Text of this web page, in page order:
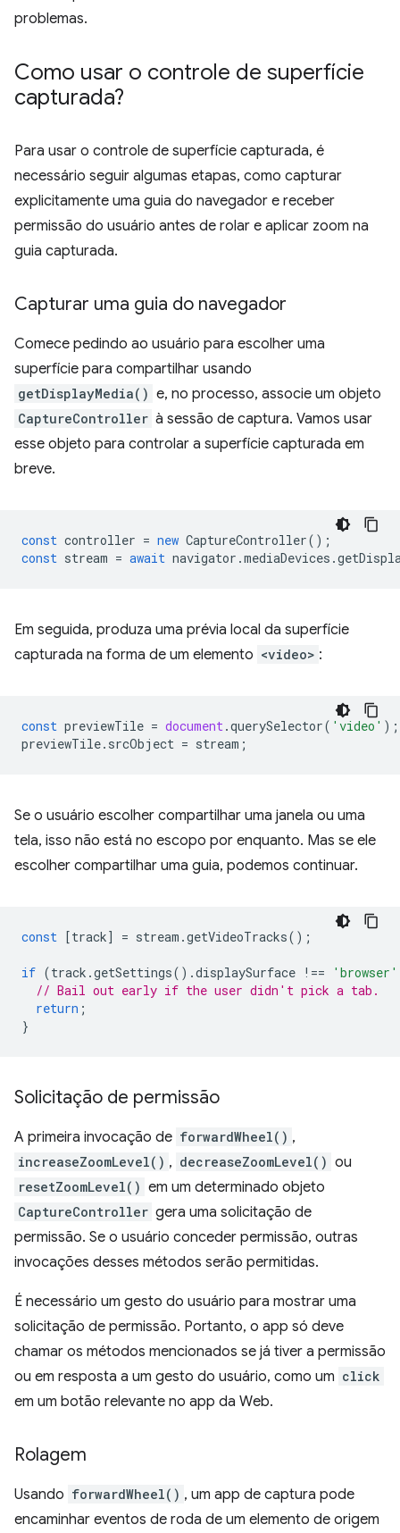
problemas.
Como usar o controle de superfície
capturada?
Para usar o controle de superfície capturada, é
necessário seguir algumas etapas, como capturar
explicitamente uma guia do navegador e receber
permissão do usuário antes de rolar e aplicar zoom na
guia capturada.
Capturar uma guia do navegador
Comece pedindo ao usuário para escolher uma
superfície para compartilhar usando
getDisplayMedia() e, no processo, associe um objeto
CaptureController à sessão de captura. Vamos usar
esse objeto para controlar a superfície capturada em
breve.
const controller = new CaptureController();
const stream = await navigator .mediaDevices .
Em seguida, produza uma prévia local da superfície
capturada na forma de um elemento <video> :
const previewTile = document.querySelector( 'video' );
previewTile. srcObject = stream ;
Se o usuário escolher compartilhar uma janela ou uma
tela, isso não está no escopo por enquanto. Mas se ele
escolher compartilhar uma guia, podemos continuar.
const [track] = stream .getVideoTracks();
if (track .getSettings().displaySurface !== 'browser'
// Bail out early if the user didn't pick a tab.
return ;
}
Solicitação de permissão
A primeira invocação de forwardWheel() ,
increaseZoomLevel() , decreaseZoomLevel() ou
resetZoomLevel() em um determinado objeto
CaptureController gera uma solicitação de
permissão. Se o usuário conceder permissão, outras
invocações desses métodos serão permitidas.
É necessário um gesto do usuário para mostrar uma
solicitação de permissão. Portanto, o app só deve
chamar os métodos mencionados se já tiver a permissão
ou em resposta a um gesto do usuário, como um click
em um botão relevante no app da Web.
Rolagem
Usando forwardWheel() , um app de captura pode
encaminhar eventos de roda de um elemento de origem